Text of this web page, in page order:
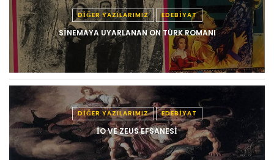
DIĞER YAZILARIMIZ EDEBIYAT
SINEMAYA UYARLANAN ON TÜRK ROMANI
DIĞER YAZILARIMIZ EDEBIYAT
İO VE ZEUS EFSANESI